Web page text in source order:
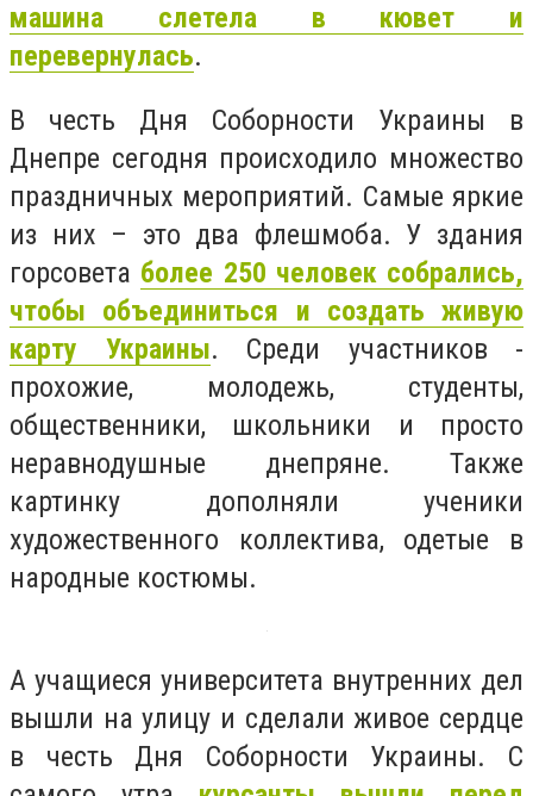
машина слетела в кювет и
перевернулась.
В честь Дня Соборности Украины в
Днепре сегодня происходило множество
праздничных мероприятий. Самые яркие
из них – это два флешмоба. У здания
горсовета более 250 человек собрались,
чтобы объединиться и создать живую
карту Украины. Среди участников -
прохожие, молодежь, студенты,
общественники, школьники и просто
неравнодушные днепряне. Также
картинку дополняли ученики
художественного коллектива, одетые в
народные костюмы.
А учащиеся университета внутренних дел
вышли на улицу и сделали живое сердце
в честь Дня Соборности Украины. С